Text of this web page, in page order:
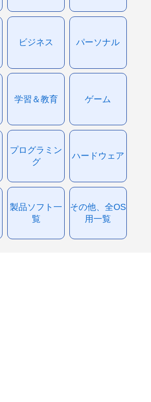
ビジネス パーソナル
学習＆教育 ゲーム
プログラミン
グ
ハードウェア
製品ソフト一
覧
その他、全OS
用一覧